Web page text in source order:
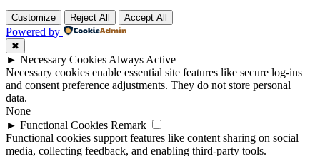
Customize Reject All Accept All
Powered by
✖
► Necessary Cookies Always Active
Necessary cookies enable essential site features like secure log-ins
and consent preference adjustments. They do not store personal
data.
None
► Functional Cookies Remark
Functional cookies support features like content sharing on social
media, collecting feedback, and enabling third-party tools.